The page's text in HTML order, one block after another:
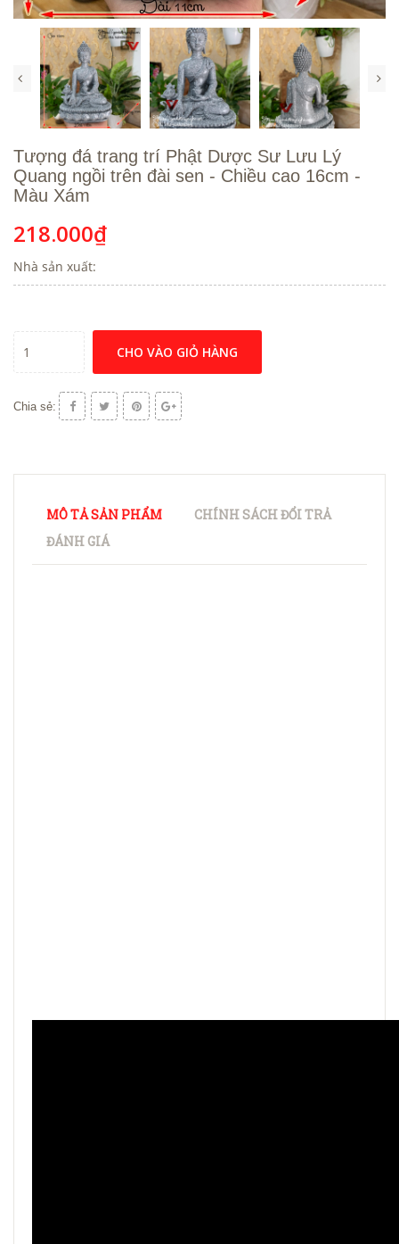
Tượng đá trang trí Phật Dược Sư Lưu Lý
Quang ngồi trên đài sen - Chiều cao 16cm -
Màu Xám
218.000₫
Nhà sản xuất:
CHO VÀO GIỎ HÀNG
Chia sẻ:
MÔ TẢ SẢN PHẨM
CHÍNH SÁCH ĐỔI TRẢ
ĐÁNH GIÁ